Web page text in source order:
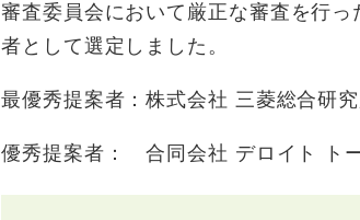
審査委員会において厳正な審査を行
者として選定しました。
最優秀提案者：株式会社 三菱総合研
優秀提案者： 合同会社 デロイト ト